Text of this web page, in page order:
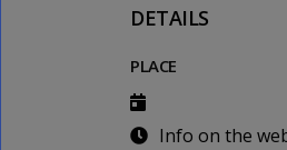
DETAILS
PLACE
Info on the